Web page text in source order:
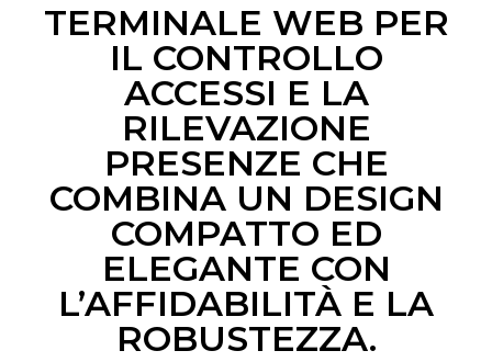
TERMINALE WEB PER
IL CONTROLLO
ACCESSI E LA
RILEVAZIONE
PRESENZE CHE
COMBINA UN DESIGN
COMPATTO ED
ELEGANTE CON
L’AFFIDABILITÀ E LA
ROBUSTEZZA.